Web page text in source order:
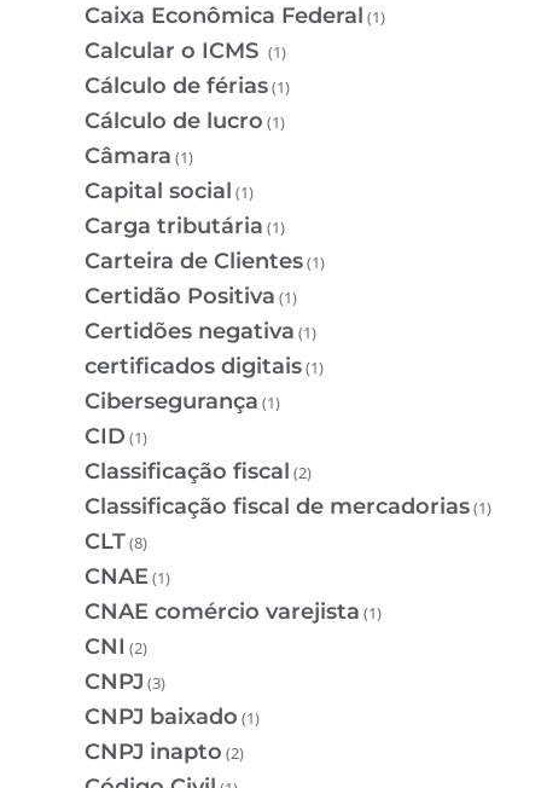
Caixa Econômica Federal (1)
Calcular o ICMS (1)
Cálculo de férias(1)
Cálculo de lucro (1)
Câmara (1)
Capital social (1)
Carga tributária (1)
Carteira de Clientes(1)
Certidão Positiva (1)
Certidões negativa (1)
certificados digitais(1)
Cibersegurança (1)
CID (1)
Classificação fiscal (2)
Classificação fiscal de mercadorias(1)
CLT(8)
CNAE(1)
CNAE comércio varejista (1)
CNI (2)
CNPJ (3)
CNPJ baixado (1)
CNPJ inapto (2)